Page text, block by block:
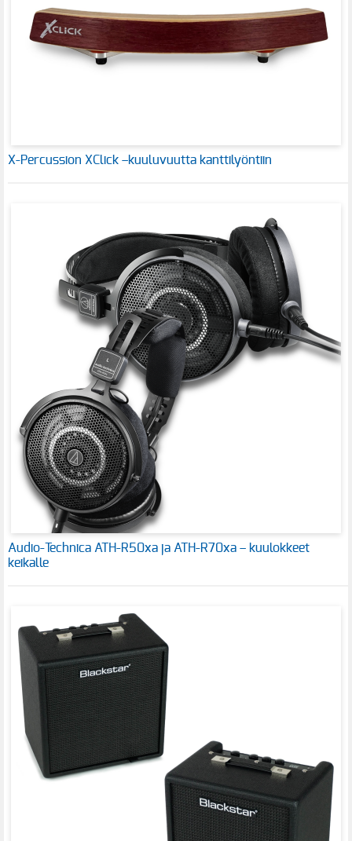
X-Percussion XClick –kuuluvuutta kanttilyöntiin
Audio-Technica ATH-R50xa ja ATH-R70xa – kuulokkeet
keikalle